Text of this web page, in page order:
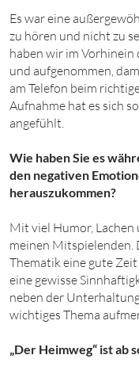
Es war eine
zu hören und nicht zu
haben wir im Vorhinein
und aufgenommen,
am Telefon beim
Aufnahme hat es sich
angefühlt.
Wie haben Sie es
den negativen
herauszukommen?
Mit viel Humor, Lachen
meinen Mitspielenden.
Thematik eine gute Zeit
eine gewisse
neben der
wichtiges Thema
„Der Heimweg“ ist ab